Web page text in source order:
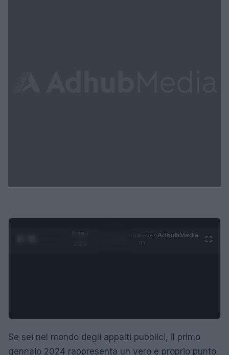
0:29 /
AdhubMedia
Se sei nel mondo degli appalti pubblici, il primo
gennaio 2024 rappresenta un vero e proprio punto